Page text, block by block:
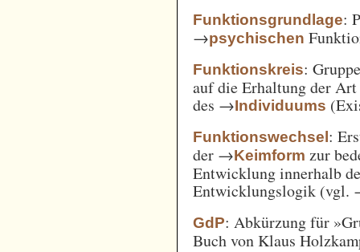
Funktionsgrundlage:
→psychischen
Funktionskreis:
auf die Erhaltung der
des →Individuums
Funktionswechsel:
der →Keimform zur
Entwicklung innerhalb
Entwicklungslogik
GdP: Abkürzung für
Buch von Klaus